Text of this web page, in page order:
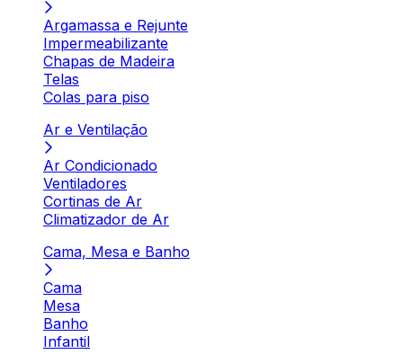
Argamassa e Rejunte
Impermeabilizante
Chapas de Madeira
Telas
Colas para piso
Ar e Ventilação
Ar Condicionado
Ventiladores
Cortinas de Ar
Climatizador de Ar
Cama, Mesa e Banho
Cama
Mesa
Banho
Infantil